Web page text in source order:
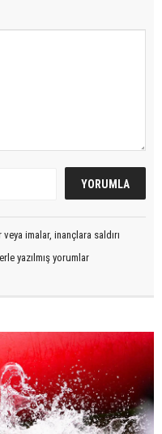
imalar, inançlara saldırı
yazılmış yorumlar